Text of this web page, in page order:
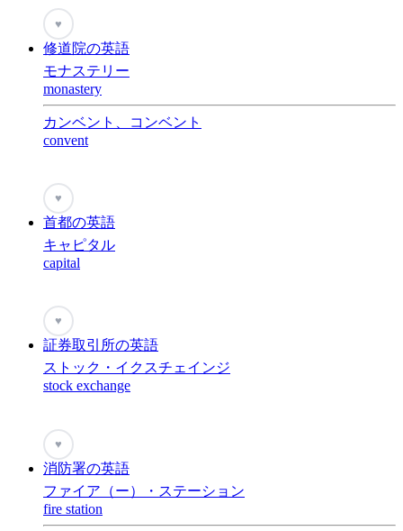
♥
修道院の英語
モナステリー
monastery
カンベント、コンベント
convent
♥
首都の英語
キャピタル
capital
♥
証券取引所の英語
ストック・イクスチェインジ
stock exchange
♥
消防署の英語
ファイア（ー）・ステーション
fire station